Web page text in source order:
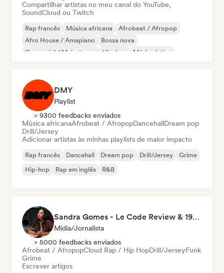
Compartilhar artistas no meu canal do YouTube,
SoundCloud ou Twitch
Rap francês Música africana
Afrobeat / Afropop
Afro House / Amapiano
Bossa nova
Comercial / Mainstream
Hip-hop Música latina
DMY
Playlist
> 9300 feedbacks enviados
Música africanaAfrobeat / AfropopDancehallDream pop
Drill/Jersey
Adicionar artistas às minhas playlists de maior impacto
Rap francês Dancehall Dream pop Drill/Jersey
Grime
Hip-hop
Rap em inglês R&B
Sandra Gomes - Le Code Review & 1993initiales
Mídia/Jornalista
> 5000 feedbacks enviados
Afrobeat / AfropopCloud Rap / Hip HopDrill/JerseyFunk
Grime
Escrever artigos